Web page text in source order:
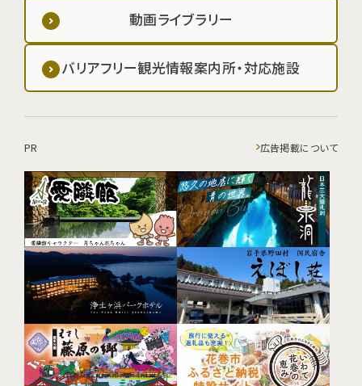
動画ライブラリー
バリアフリー観光情報案内所・対応施設
PR 広告掲載について